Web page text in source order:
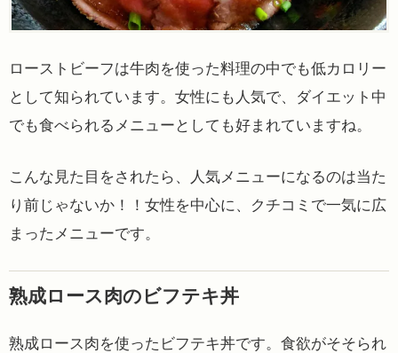
ローストビーフは牛肉を使った料理の中でも低カロリー
として知られています。女性にも人気で、ダイエット中
でも食べられるメニューとしても好まれていますね。
こんな見た目をされたら、人気メニューになるのは当た
り前じゃないか！！女性を中心に、クチコミで一気に広
まったメニューです。
熟成ロース肉のビフテキ丼
熟成ロース肉を使ったビフテキ丼です。食欲がそそられ